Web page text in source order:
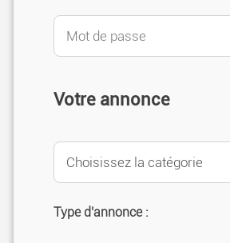
Votre annonce
Type d'annonce :